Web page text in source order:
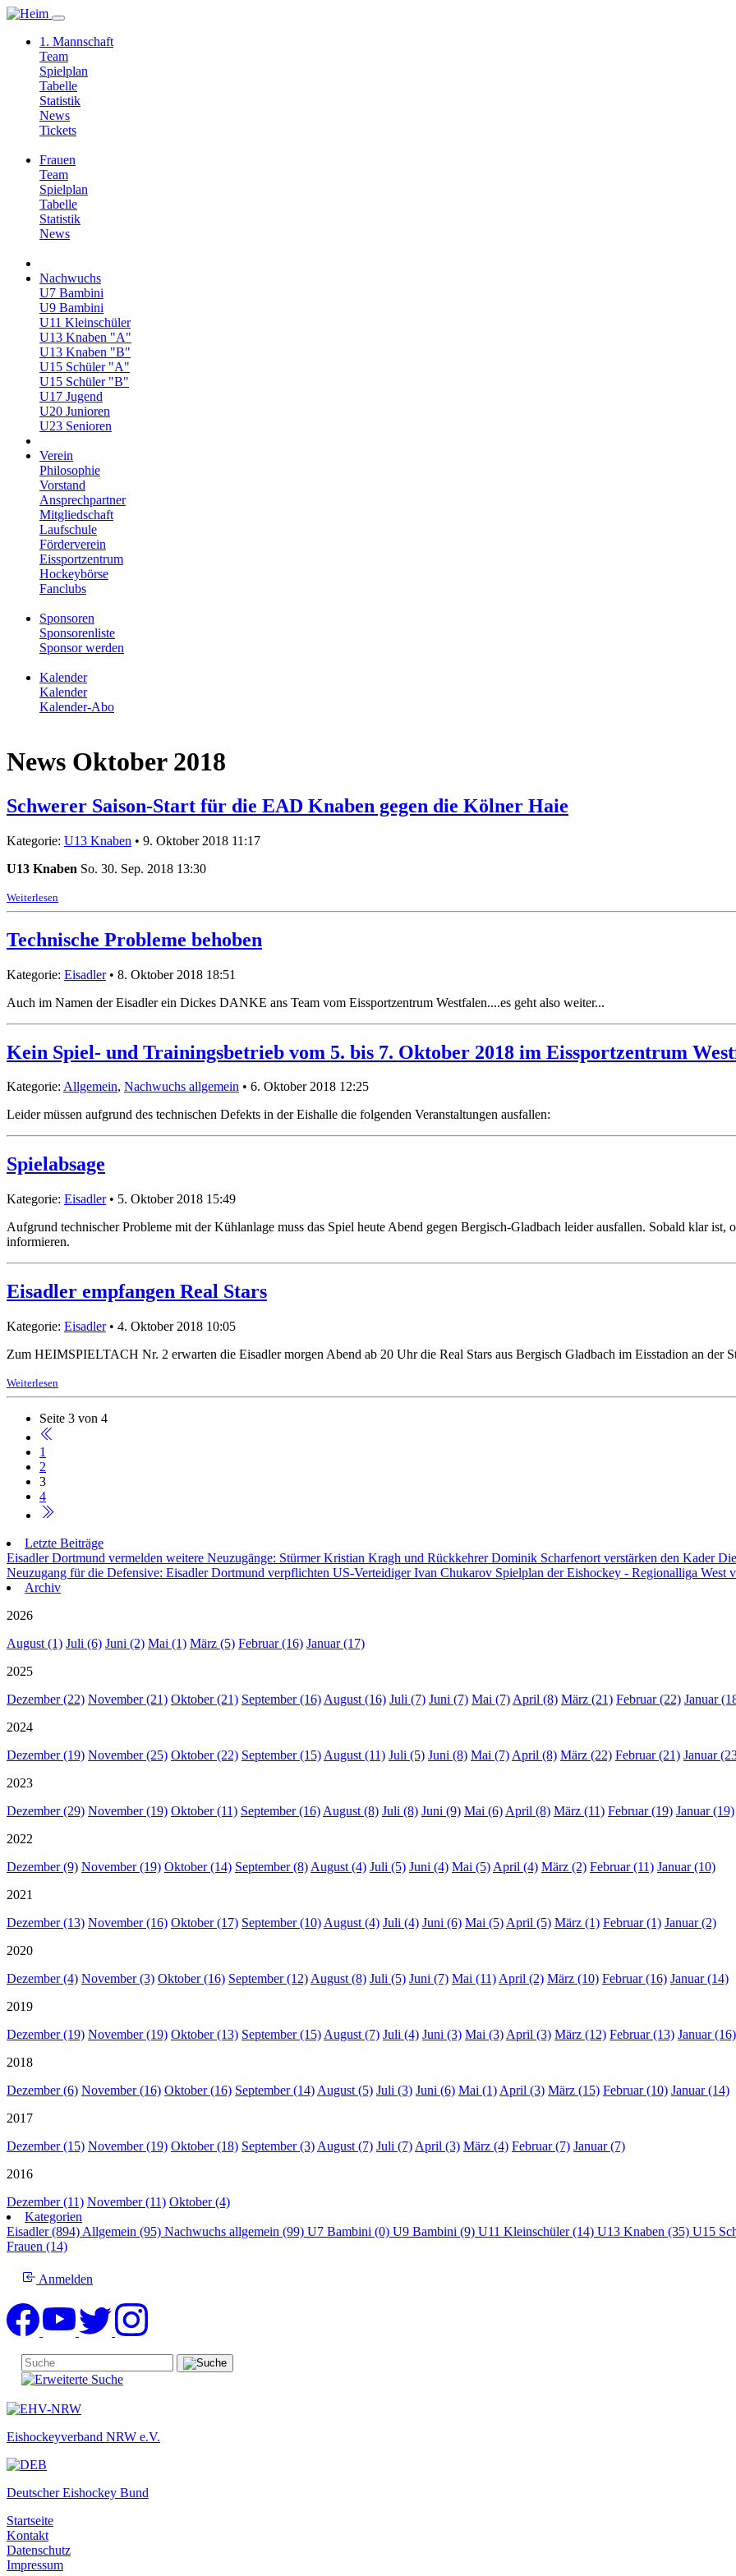
1. Mannschaft
Team
Spielplan
Tabelle
Statistik
News
Tickets
Frauen
Team
Spielplan
Tabelle
Statistik
News
Nachwuchs
U7 Bambini
U9 Bambini
U11 Kleinschüler
U13 Knaben "A"
U13 Knaben "B"
U15 Schüler "A"
U15 Schüler "B"
U17 Jugend
U20 Junioren
U23 Senioren
Verein
Philosophie
Vorstand
Ansprechpartner
Mitgliedschaft
Laufschule
Förderverein
Eissportzentrum
Hockeybörse
Fanclubs
Sponsoren
Sponsorenliste
Sponsor werden
Kalender
Kalender
Kalender-Abo
News Oktober 2018
Schwerer Saison-Start für die EAD Knaben gegen die Kölner Haie
Kategorie: U13 Knaben • 9. Oktober 2018 11:17
U13 Knaben So. 30. Sep. 2018 13:30
Weiterlesen
Technische Probleme behoben
Kategorie: Eisadler• 8. Oktober 2018 18:51
Auch im Namen der Eisadler ein Dickes DANKE ans Team vom Eissportzentrum Westfalen....es geht also weiter...
Kein Spiel- und Trainingsbetrieb vom 5. bis 7. Oktober 2018 im Eissportzentrum
Kategorie: Allgemein, Nachwuchs allgemein • 6. Oktober 2018 12:25
Leider müssen aufgrund des technischen Defekts in der Eishalle die folgenden Veranstaltungen ausfallen:
Spielabsage
Kategorie: Eisadler• 5. Oktober 2018 15:49
Aufgrund technischer Probleme mit der Kühlanlage muss das Spiel heute Abend gegen Bergisch-Gladbach leider ausfallen. Sobald klar
informieren.
Eisadler empfangen Real Stars
Kategorie: Eisadler• 4. Oktober 2018 10:05
Zum HEIMSPIELTACH Nr. 2 erwarten die Eisadler morgen Abend ab 20 Uhr die Real Stars aus Bergisch Gladbach im Eisstadion an der
Weiterlesen
Seite 3 von 4
1
2
3
4
Letzte Beiträge
Eisadler Dortmund vermelden weitere Neuzugänge: Stürmer Kristian Kragh und Rückkehrer Dominik Scharfenort verstärken den Kader
Neuzugang für die Defensive: Eisadler Dortmund verpflichten US-Verteidiger Ivan Chukarov Spielplan der Eishockey - Regionalliga West
Archiv
2026
August (1) Juli (6) Juni (2) Mai (1) März (5) Februar (16) Januar (17)
2025
Dezember (22) November (21) Oktober (21) September (16)August (16) Juli (7) Juni (7) Mai (7)April (8) März (21) Februar (22) Januar
2024
Dezember (19) November (25) Oktober (22) September (15)August (11) Juli (5) Juni (8) Mai (7)April (8) März (22) Februar (21) Januar
2023
Dezember (29) November (19) Oktober (11) September (16)August (8) Juli (8) Juni (9) Mai (6)April (8) März (11) Februar (19) Januar (19)
2022
Dezember (9) November (19) Oktober (14) September (8)August (4) Juli (5) Juni (4) Mai (5)April (4) März (2) Februar (11) Januar (10)
2021
Dezember (13) November (16) Oktober (17) September (10)August (4) Juli (4) Juni (6) Mai (5)April (5) März (1) Februar (1) Januar (2)
2020
Dezember (4) November (3) Oktober (16) September (12)August (8) Juli (5) Juni (7) Mai (11)April (2) März (10) Februar (16) Januar (14)
2019
Dezember (19) November (19) Oktober (13) September (15)August (7) Juli (4) Juni (3) Mai (3)April (3) März (12) Februar (13) Januar (16)
2018
Dezember (6) November (16) Oktober (16) September (14)August (5) Juli (3) Juni (6) Mai (1)April (3) März (15) Februar (10) Januar (14)
2017
Dezember (15) November (19) Oktober (18) September (3)August (7) Juli (7)April (3) März (4) Februar (7) Januar (7)
2016
Dezember (11) November (11) Oktober (4)
Kategorien
Eisadler (894)Allgemein (95) Nachwuchs allgemein (99) U7 Bambini (0) U9 Bambini (9) U11 Kleinschüler (14) U13 Knaben (35) U15
Frauen (14)
Anmelden
Eishockeyverband NRW e.V.
Deutscher Eishockey Bund
Startseite
Kontakt
Datenschutz
Impressum